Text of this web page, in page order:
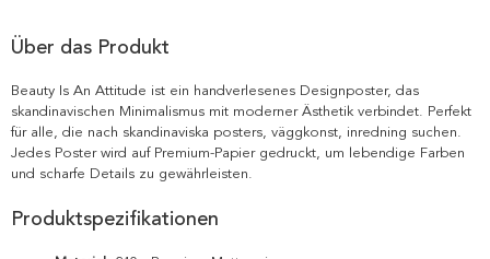
Über das Produkt
Beauty Is An Attitude ist ein handverlesenes Designposter, das
skandinavischen Minimalismus mit moderner Ästhetik verbindet. Perfekt
für alle, die nach skandinaviska posters, väggkonst, inredning suchen.
Jedes Poster wird auf Premium-Papier gedruckt, um lebendige Farben
und scharfe Details zu gewährleisten.
Produktspezifikationen